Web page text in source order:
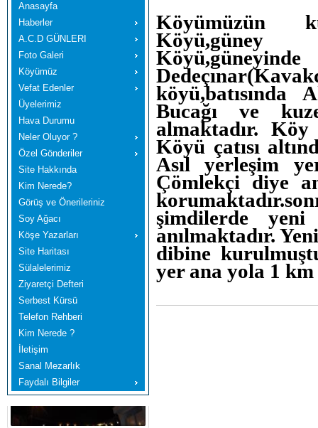
Anasayfa
Haberler
A.C.D GÜNLERI
Foto Galeri
Köyümüz
Vefat Edenler
Üyelerimiz
Hava Durumu
Neler Oluyor ?
Özel Gönderiler
Site Hakkında
Kim Nerede?
Görüş ve Önerileriniz
Soy Ağacı
Köşe Yazarları
Site Haritası
Sülalelerimiz
Ziyaretçi Defteri
Serbest Kürsü
Telefon Rehberi
Kim Nerede ?
İletişim
Sanal Mezarlık
Faydalı Bilgiler
Köyümüzün
Köyü,güney
köyü,batısında
Bucağı ve
almaktadır.
Köyü çatısı
Asıl yerleşim
Çömlekçi diye
şimdilerde
anılmaktadır.
dibine
yer ana yola 1 km